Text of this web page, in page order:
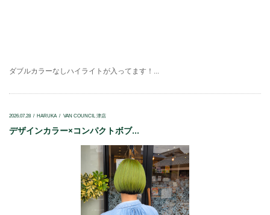
ダブルカラーなしハイライトが入ってます！...
2026.07.28 HARUKA VAN COUNCIL 津店
デザインカラー×コンパクトボブ...